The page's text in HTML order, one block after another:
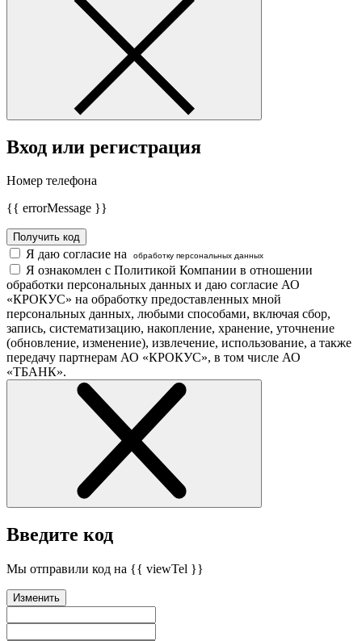
Вход или регистрация
Номер телефона
{{ errorMessage }}
Получить код
Я даю согласие на обработку персональных данных
Я ознакомлен с Политикой Компании в отношении
обработки персональных данных и даю согласие АО
«КРОКУС» на обработку предоставленных мной
персональных данных, любыми способами, включая сбор,
запись, систематизацию, накопление, хранение, уточнение
(обновление, изменение), извлечение, использование, а также
передачу партнерам АО «КРОКУС», в том числе АО
«ТБАНК».
Введите код
Мы отправили код на {{ viewTel }}
Изменить